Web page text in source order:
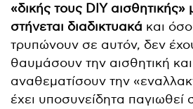
«δικής τους DIY αισθητικής»
στήνεται διαδικτυακά και
τρυπώνουν σε αυτόν, δεν
θαυμάσουν την αισθητική
αναθεματίσουν την
έχει υποσυνείδητα παγιωθεί